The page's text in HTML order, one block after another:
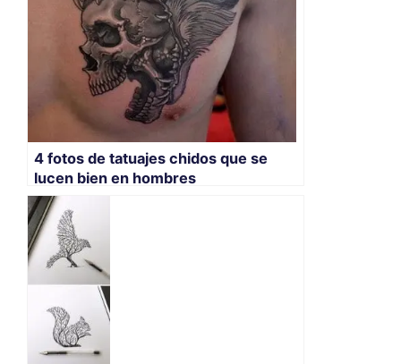
4 fotos de tatuajes chidos que se
lucen bien en hombres